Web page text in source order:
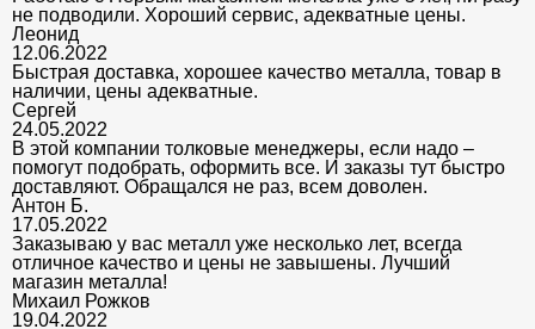
не подводили. Хороший сервис, адекватные цены.
Леонид
12.06.2022
Быстрая доставка, хорошее качество металла, товар в
наличии, цены адекватные.
Сергей
24.05.2022
В этой компании толковые менеджеры, если надо –
помогут подобрать, оформить все. И заказы тут быстро
доставляют. Обращался не раз, всем доволен.
Антон Б.
17.05.2022
Заказываю у вас металл уже несколько лет, всегда
отличное качество и цены не завышены. Лучший
магазин металла!
Михаил Рожков
19.04.2022